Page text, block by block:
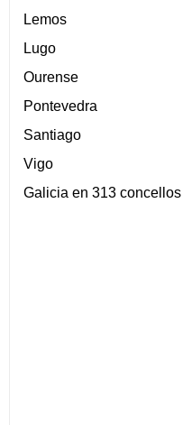
Lemos
Lugo
Ourense
Pontevedra
Santiago
Vigo
Galicia en 313 concellos